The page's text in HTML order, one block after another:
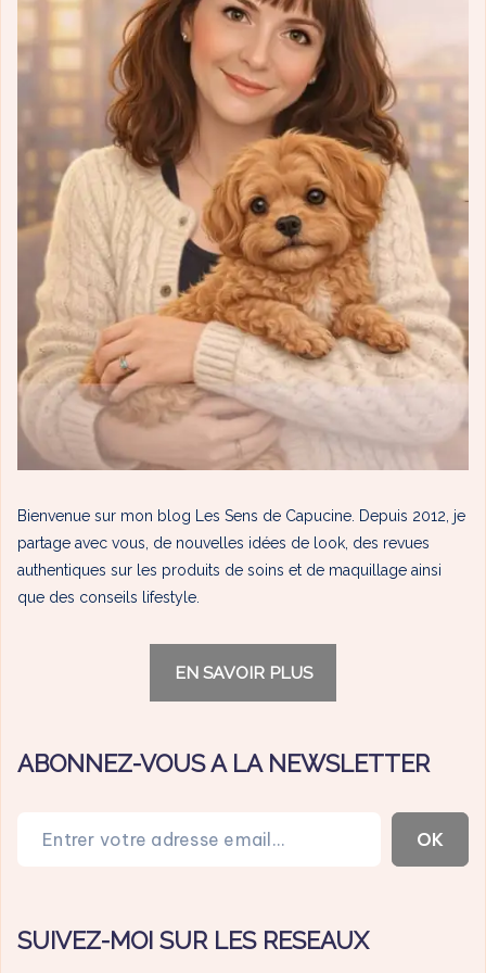
Bienvenue sur mon blog Les Sens de Capucine. Depuis 2012, je
partage avec vous, de nouvelles idées de look, des revues
authentiques sur les produits de soins et de maquillage ainsi
que des conseils lifestyle.
EN SAVOIR PLUS
ABONNEZ-VOUS A LA NEWSLETTER
OK
SUIVEZ-MOI SUR LES RESEAUX